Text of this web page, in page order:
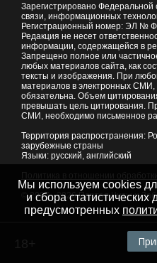
Зарегистрировано
связи, информационных
Регистрационный номер: ЭЛ №
Редакция не несет
информации, содержащейся в
Запрещено полное или
любых материалов сайта, как
тексты и изображения. При
материалов в электронных СМИ,
обязательна. Объем
превышать цель цитирования.
СМИ, необходимо письменное
Территория распространения:
зарубежные страны
Языки: русский, английский
© 2007 - 2026Портал Читы и
Мы используем cookies
и сбора
предусмотренных